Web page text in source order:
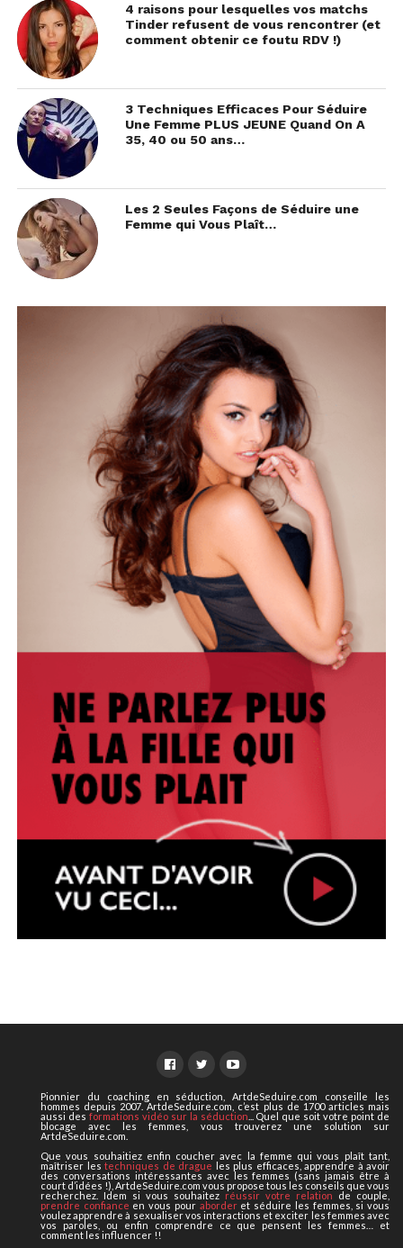
4 raisons pour lesquelles vos matchs
Tinder refusent de vous rencontrer (et
comment obtenir ce foutu RDV !)
3 Techniques Efficaces Pour Séduire
Une Femme PLUS JEUNE Quand On A
35, 40 ou 50 ans…
Les 2 Seules Façons de Séduire une
Femme qui Vous Plaît…
Pionnier du coaching en séduction, ArtdeSeduire.com conseille les
hommes depuis 2007. ArtdeSeduire.com, c’est plus de 1700 articles mais
aussi des formations vidéo sur la séduction ... Quel que soit votre point de
blocage avec les femmes, vous trouverez une solution sur
ArtdeSeduire.com.
Que vous souhaitiez enfin coucher avec la femme qui vous plaît tant,
maîtriser les techniques de drague les plus efficaces, apprendre à avoir
des conversations intéressantes avec les femmes (sans jamais être à
court d’idées !), ArtdeSeduire.com vous propose tous les conseils que vous
recherchez. Idem si vous souhaitez réussir votre relation de couple,
prendre confiance en vous pour aborderet séduire les femmes, si vous
voulez apprendre à sexualiser vos interactions et exciter les femmes avec
vos paroles, ou enfin comprendre ce que pensent les femmes… et
comment les influencer !!